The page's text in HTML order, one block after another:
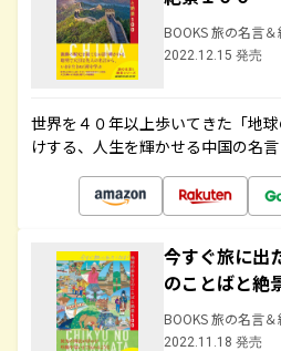
BOOKS 旅の名言＆
2022.12.15 発売
世界を４０年以上歩いてきた「地
けする、人生を輝かせる中国の名
今すぐ旅に出
のことばと絶
BOOKS 旅の名言＆
2022.11.18 発売